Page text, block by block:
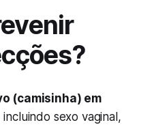
(camisinha) em
incluindo sexo vaginal,